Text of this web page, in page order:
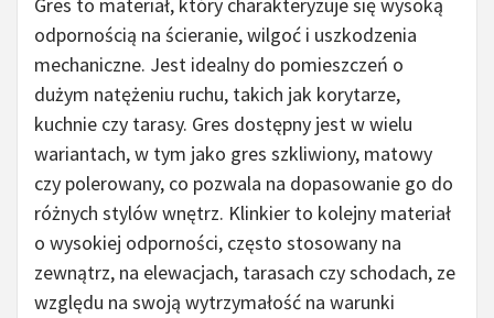
Gres to materiał, który charakteryzuje się wysoką
odpornością na ścieranie, wilgoć i uszkodzenia
mechaniczne. Jest idealny do pomieszczeń o
dużym natężeniu ruchu, takich jak korytarze,
kuchnie czy tarasy. Gres dostępny jest w wielu
wariantach, w tym jako gres szkliwiony, matowy
czy polerowany, co pozwala na dopasowanie go do
różnych stylów wnętrz. Klinkier to kolejny materiał
o wysokiej odporności, często stosowany na
zewnątrz, na elewacjach, tarasach czy schodach, ze
względu na swoją wytrzymałość na warunki